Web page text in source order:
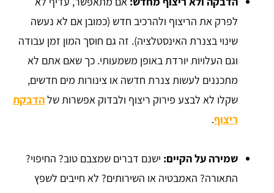
לפרק את הריצוף ולהרכיב חדש (כמובן אם לא נעשה
שינוי בצנרת האינסטלציה). זה גם חוסך המון זמן עבודה
וגם העלויות יורדת באופן משמעותי. כך שאם אתם לא
מתכננים לעשות צנרת חדשה או צינורות מים חדשים,
שקלו לא לבצע פירוק ריצוף ולבדוק אפשרות שלהדבקת
ריצוף.
שמירה על הקיים: ישנם דברים שמצבם טוב? החיפוי?
התאורה? האמבטיה או השירותים? לא חייבים לשפץ